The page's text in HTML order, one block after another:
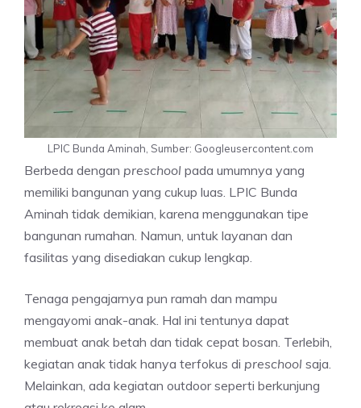
LPIC Bunda Aminah, Sumber: Googleusercontent.com
Berbeda dengan preschool pada umumnya yang
memiliki bangunan yang cukup luas. LPIC Bunda
Aminah tidak demikian, karena menggunakan tipe
bangunan rumahan. Namun, untuk layanan dan
fasilitas yang disediakan cukup lengkap.
Tenaga pengajarnya pun ramah dan mampu
mengayomi anak-anak. Hal ini tentunya dapat
membuat anak betah dan tidak cepat bosan. Terlebih,
kegiatan anak tidak hanya terfokus di preschool saja.
Melainkan, ada kegiatan outdoor seperti berkunjung